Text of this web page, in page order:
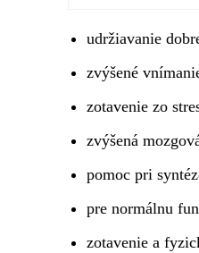
udržiavanie
zvýšené
zotavenie zo
zvýšená
pomoc pri
pre normálnu
zotavenie a